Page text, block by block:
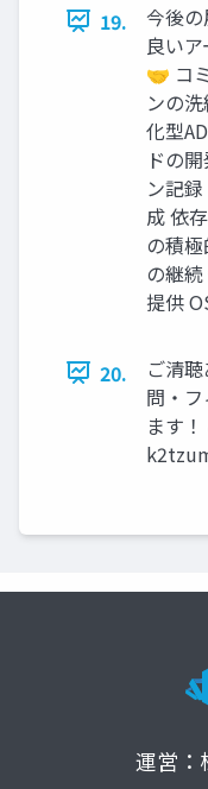
19.
今後
良い
🤝 コ
ンの
化型
ドの
ン記
成 依
の積
の継
提供
20.
ご清
問・
ます
運営：